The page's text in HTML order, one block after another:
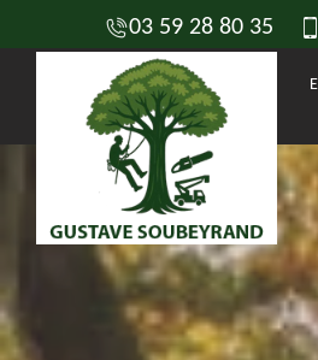
03 59 28 80 35